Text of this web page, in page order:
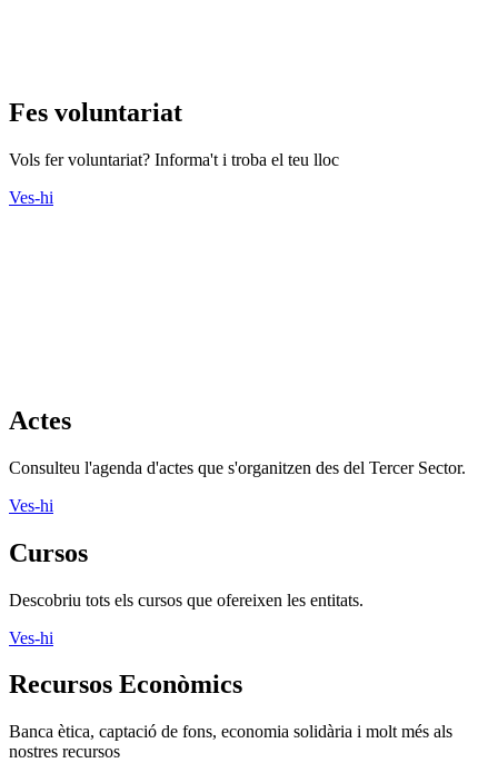
Fes voluntariat
Vols fer voluntariat? Informa't i troba el teu lloc
Ves-hi
Actes
Consulteu l'agenda d'actes que s'organitzen des del Tercer Sector.
Ves-hi
Cursos
Descobriu tots els cursos que ofereixen les entitats.
Ves-hi
Recursos Econòmics
Banca ètica, captació de fons, economia solidària i molt més als
nostres recursos